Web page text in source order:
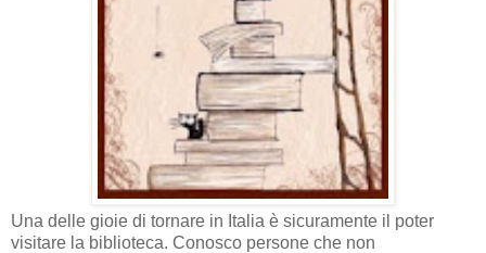
Una delle gioie di tornare in Italia è sicuramente il poter
visitare la biblioteca. Conosco persone che non